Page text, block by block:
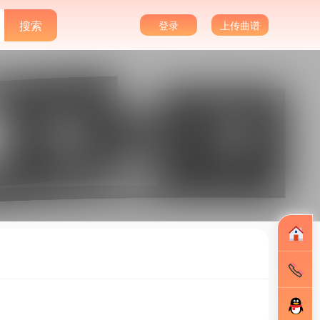
上传曲谱
登录